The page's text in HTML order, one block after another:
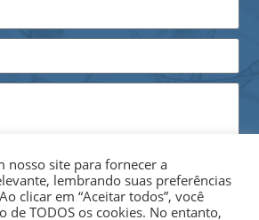
ENVIAR
nosso site para fornecer a
lembrando suas preferências
clicar em “Aceitar todos”, você
de TODOS os cookies. No entanto,